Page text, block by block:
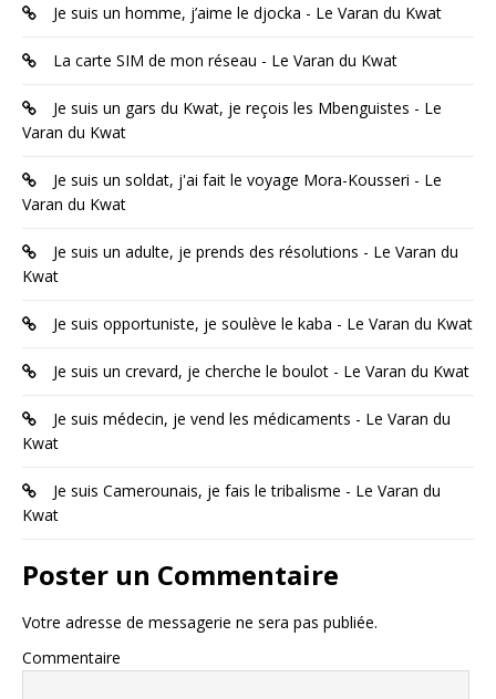
Je suis un homme, j’aime le djocka - Le Varan du Kwat
La carte SIM de mon réseau - Le Varan du Kwat
Je suis un gars du Kwat, je reçois les Mbenguistes - Le
Varan du Kwat
Je suis un soldat, j'ai fait le voyage Mora-Kousseri - Le
Varan du Kwat
Je suis un adulte, je prends des résolutions - Le Varan du
Kwat
Je suis opportuniste, je soulève le kaba - Le Varan du Kwat
Je suis un crevard, je cherche le boulot - Le Varan du Kwat
Je suis médecin, je vend les médicaments - Le Varan du
Kwat
Je suis Camerounais, je fais le tribalisme - Le Varan du
Kwat
Poster un Commentaire
Votre adresse de messagerie ne sera pas publiée.
Commentaire